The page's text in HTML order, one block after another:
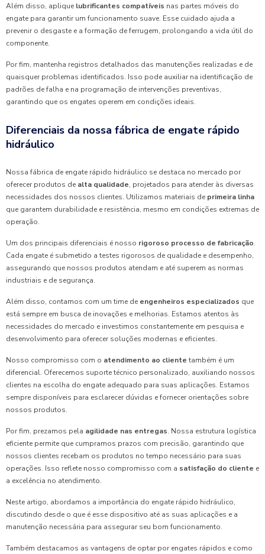
Além disso, aplique lubrificantes compatíveis nas partes móveis do
engate para garantir um funcionamento suave. Esse cuidado ajuda a
prevenir o desgaste e a formação de ferrugem, prolongando a vida útil do
componente.
Por fim, mantenha registros detalhados das manutenções realizadas e de
quaisquer problemas identificados. Isso pode auxiliar na identificação de
padrões de falha e na programação de intervenções preventivas,
garantindo que os engates operem em condições ideais.
Diferenciais da nossa fábrica de engate rápido
hidráulico
Nossa fábrica de engate rápido hidráulico se destaca no mercado por
oferecer produtos de alta qualidade, projetados para atender às diversas
necessidades dos nossos clientes. Utilizamos materiais de primeira linha
que garantem durabilidade e resistência, mesmo em condições extremas de
operação.
Um dos principais diferenciais é nosso rigoroso processo de fabricação.
Cada engate é submetido a testes rigorosos de qualidade e desempenho,
assegurando que nossos produtos atendam e até superem as normas
industriais e de segurança.
Além disso, contamos com um time de engenheiros especializados que
está sempre em busca de inovações e melhorias. Estamos atentos às
necessidades do mercado e investimos constantemente em pesquisa e
desenvolvimento para oferecer soluções modernas e eficientes.
Nosso compromisso com o atendimento ao cliente também é um
diferencial. Oferecemos suporte técnico personalizado, auxiliando nossos
clientes na escolha do engate adequado para suas aplicações. Estamos
sempre disponíveis para esclarecer dúvidas e fornecer orientações sobre
nossos produtos.
Por fim, prezamos pela agilidade nas entregas. Nossa estrutura logística
eficiente permite que cumpramos prazos com precisão, garantindo que
nossos clientes recebam os produtos no tempo necessário para suas
operações. Isso reflete nosso compromisso com a satisfação do cliente e
a excelência no atendimento.
Neste artigo, abordamos a importância do engate rápido hidráulico,
discutindo desde o que é esse dispositivo até as suas aplicações e a
manutenção necessária para assegurar seu bom funcionamento.
Também destacamos as vantagens de optar por engates rápidos e como